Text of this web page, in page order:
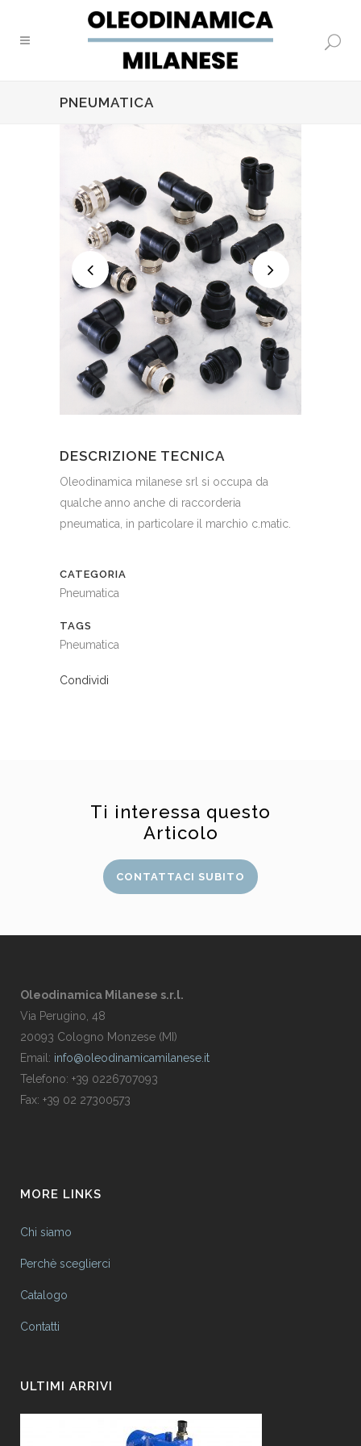
PNEUMATICA
DESCRIZIONE TECNICA
Oleodinamica milanese srl si occupa da
qualche anno anche di raccorderia
pneumatica, in particolare il marchio c.matic.
CATEGORIA
Pneumatica
TAGS
Pneumatica
Condividi
Ti interessa questo
Articolo
CONTATTACI SUBITO
Oleodinamica Milanese s.r.l.
Via Perugino, 48
20093 Cologno Monzese (MI)
Email: info@oleodinamicamilanese.it
Telefono: +39 0226707093
Fax: +39 02 27300573
MORE LINKS
Chi siamo
Perchè sceglierci
Catalogo
Contatti
ULTIMI ARRIVI